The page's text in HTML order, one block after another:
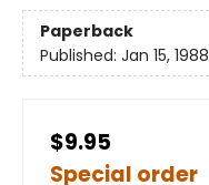
Paperback
Published: Jan 15, 1988
$9.95
Special order